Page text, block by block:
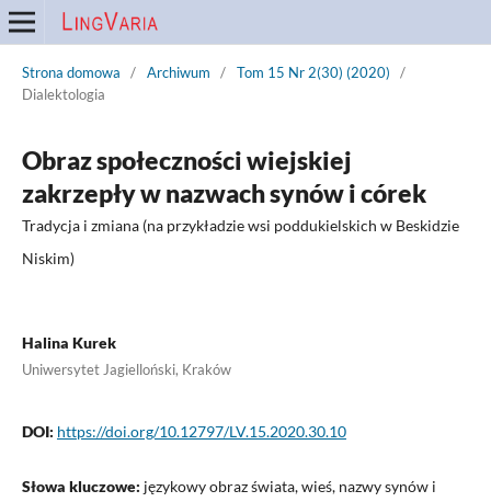
Strona domowa / Archiwum / Tom 15 Nr 2(30) (2020)
/
Dialektologia
Obraz społeczności wiejskiej
zakrzepły w nazwach synów i córek
Tradycja i zmiana (na przykładzie wsi poddukielskich w Beskidzie
Niskim)
Halina Kurek
Uniwersytet Jagielloński, Kraków
DOI: https://doi.org/10.12797/LV.15.2020.30.10
Słowa kluczowe: językowy obraz świata, wieś, nazwy synów i